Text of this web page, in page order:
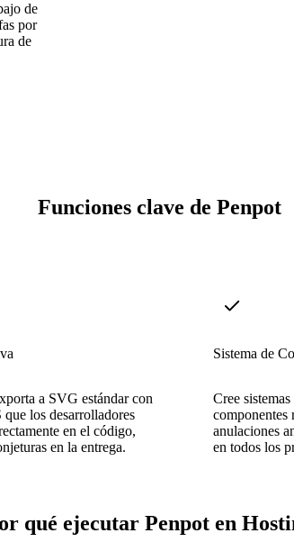
de
por
de
Funciones clave de Penpot
a SVG estándar con
que los desarrolladores
en el código,
en la entrega.
Sistema de
Cree
componentes
anulaciones
en todos los
qué ejecutar Penpot en